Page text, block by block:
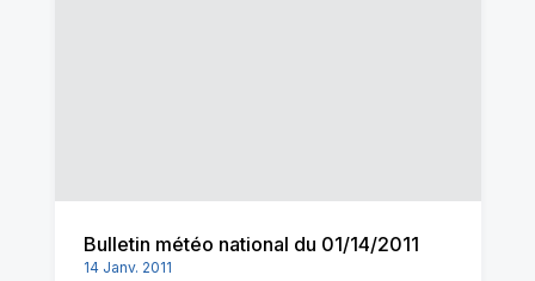
Bulletin météo national du 01/14/2011
14 Janv. 2011